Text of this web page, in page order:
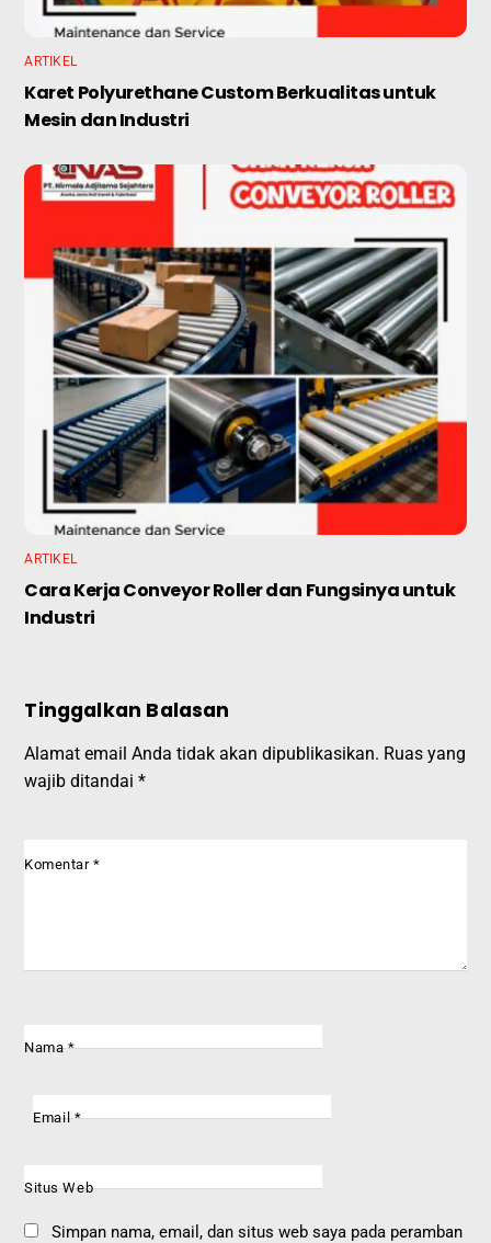
ARTIKEL
Karet Polyurethane Custom Berkualitas untuk
Mesin dan Industri
ARTIKEL
Cara Kerja Conveyor Roller dan Fungsinya untuk
Industri
Tinggalkan Balasan
Alamat email Anda tidak akan dipublikasikan. Ruas yang
wajib ditandai*
Komentar*
Nama*
Email*
Situs Web
Simpan nama, email, dan situs web saya pada peramban